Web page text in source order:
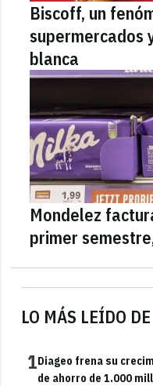
LO MÁS LEÍDO
1Diageo frena su
de ahorro de 1.000
Biscoff, un
supermercados
blanca
Mondelez
primer